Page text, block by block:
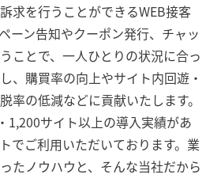
求を行うことができるWEB接客
ーン告知やクーポン発行、チャッ
ことで、一人ひとりの状況に合っ
、購買率の向上やサイト内回遊・
率の低減などに貢献いたします。
1,200サイト以上の導入実績があ
でご利用いただいております。業
たノウハウと、そんな当社だから